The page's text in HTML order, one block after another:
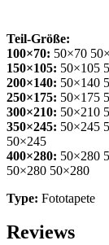
Teil-Größe:
100×70: 50×70
150×105: 50×105
200×140: 50×140
250×175: 50×175
300×210: 50×210
350×245: 50×245
50×245
400×280: 50×280
50×280 50×280
Type: Fototapete
Reviews